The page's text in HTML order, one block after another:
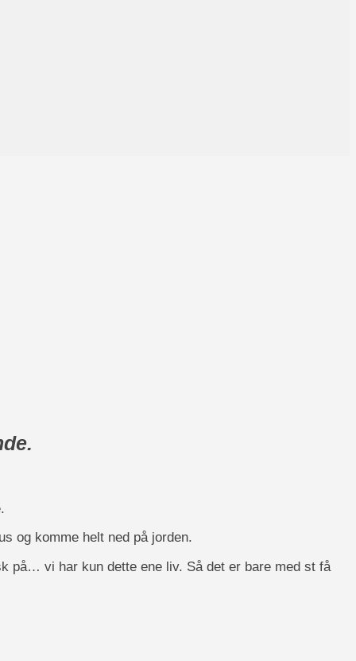
og komme helt ned på jorden.
på… vi har kun dette ene liv. Så det er bare med st få